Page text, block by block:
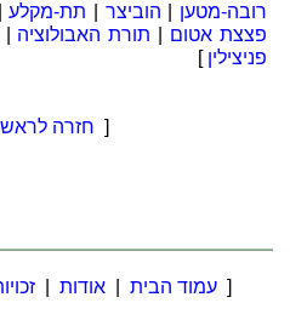
רובה-מטען
הוביצר תת-מקלע|
פצצת אטום
תורת האבולוציה
פניצילין ]
[ חזרה
[ עמוד הבית אודות